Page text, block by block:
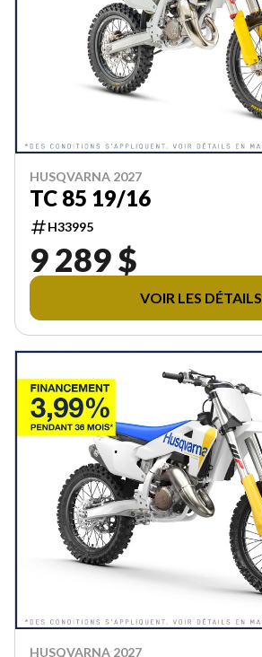
HUSQVARNA 2027
TC 85 19/16
H33995
9 289 $
VOIR LES DÉTAILS
HUSQVARNA 2027